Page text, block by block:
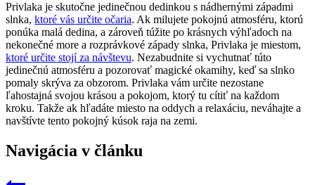
Privlaka je skutočne jedinečnou dedinkou⁢ s nádhernými západmi
slnka, ktoré vás určite očaria. Ak ⁢milujete pokojnú atmosféru, ktorú
ponúka malá dedina, a zároveň túžite po krásnych výhľadoch na
nekonečné more a rozprávkové⁣ západy slnka, Privlaka je miestom,
ktoré určite stojí za návštevu. Nezabudnite si vychutnať túto
jedinečnú ​atmosféru a pozorovať magické​ okamihy, keď sa ‌slnko
pomaly skrýva za obzorom. Privlaka vám určite nezostane
ľahostajná svojou krásou a⁣ pokojom, ktorý ⁣tu cítiť na každom
‍kroku. Takže ak hľadáte miesto ‍na oddych a relaxáciu, neváhajte a
navštívte tento pokojný kúsok raja na zemi.
Navigácia v článku